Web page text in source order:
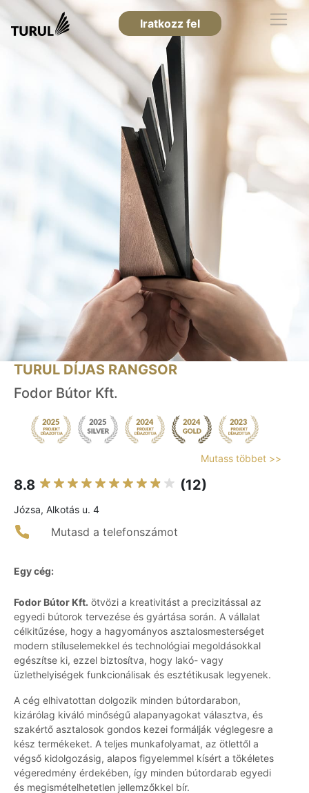
Iratkozz fel
TURUL DÍJAS RANGSOR
Fodor Bútor Kft.
Mutass többet >>
8.8 (12)
Józsa, Alkotás u. 4
Mutasd a telefonszámot
Egy cég:
Fodor Bútor Kft. ötvözi a kreativitást a precizitással az
egyedi bútorok tervezése és gyártása során. A vállalat
célkitűzése, hogy a hagyományos asztalosmesterséget
modern stíluselemekkel és technológiai megoldásokkal
egészítse ki, ezzel biztosítva, hogy lakó- vagy
üzlethelyiségek funkcionálisak és esztétikusak legyenek.
A cég elhivatottan dolgozik minden bútordarabon,
kizárólag kiváló minőségű alapanyagokat választva, és
szakértő asztalosok gondos kezei formálják véglegesre a
kész termékeket. A teljes munkafolyamat, az ötlettől a
végső kidolgozásig, alapos figyelemmel kísért a tökéletes
végeredmény érdekében, így minden bútordarab egyedi
és megismételhetetlen jellemzőkkel bír.